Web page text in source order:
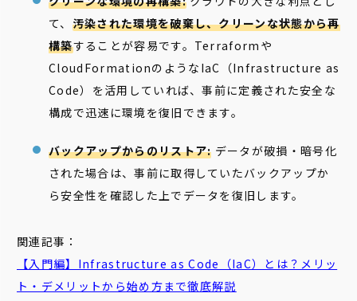
て、 汚染された環境を破棄し、クリーンな状態から再
構築することが容易です。Terraformや
CloudFormationのようなIaC（Infrastructure as
Code）を活用していれば、事前に定義された安全な
構成で迅速に環境を復旧できます。
バックアップからのリストア: データが破損・暗号化
された場合は、事前に取得していたバックアップか
ら安全性を確認した上でデータを復旧します。
関連記事：
【入門編】Infrastructure as Code（IaC）とは？メリッ
ト・デメリットから始め方まで徹底解説